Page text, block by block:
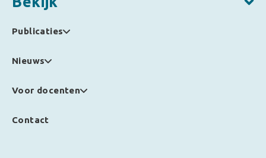
Publicaties
Nieuws
Voor docenten
Contact